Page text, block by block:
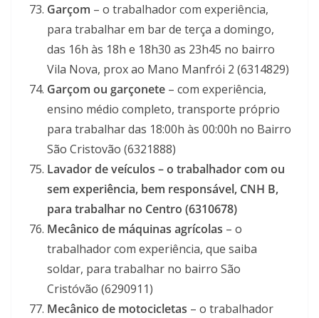
Garçom – o trabalhador com experiência,
para trabalhar em bar de terça a domingo,
das 16h às 18h e 18h30 as 23h45 no bairro
Vila Nova, prox ao Mano Manfrói 2 (6314829)
Garçom ou garçonete – com experiência,
ensino médio completo, transporte próprio
para trabalhar das 18:00h às 00:00h no Bairro
São Cristovão (6321888)
Lavador de veículos – o trabalhador com ou
sem experiência, bem responsável, CNH B,
para trabalhar no Centro (6310678)
Mecânico de máquinas agrícolas – o
trabalhador com experiência, que saiba
soldar, para trabalhar no bairro São
Cristóvão (6290911)
Mecânico de motocicletas – o trabalhador